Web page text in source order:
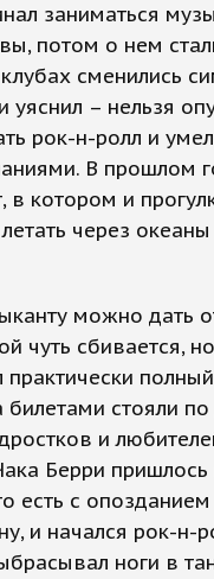
заниматься
потом о нем
сменились
– нельзя
рок-н-ролл и
В прошлом
в котором и
через
можно дать
чуть сбивается,
стояли
и
Берри
есть с
и начался рок-н-
ноги в